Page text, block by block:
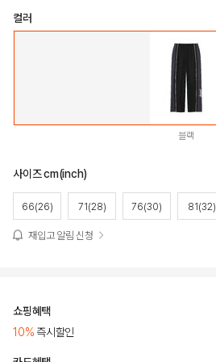
컬러
블랙
사이즈 cm(inch)
66(26) 71(28) 76(30) 81(32)
재입고 알림 신청
쇼핑혜택
10% 즉시할인